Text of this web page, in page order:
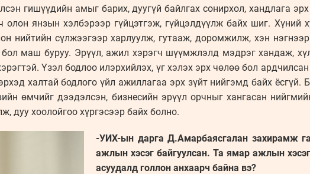
гишүүдийн амыг барих, дуугүй байлгах сонирхол, хандлага
янзын хэлбэрээр гүйцэтгэж, гүйцэлдүүлж байх шиг. Хүний
нийтийн сүлжээгээр харлуулж, гутааж, доромжилж, хэн
маш буруу. Эрүүл, ажил хэрэгч шүүмжлэлд мэдрэг хандаж,
Үзэл бодлоо илэрхийлэх, үг хэлэх эрх чөлөө бол
халтай бодлого үйл ажиллагаа эрх зүйт нийгэмд байх ёсгүй.
өмчийг дээдэлсэн, бизнесийн эрүүл орчныг хангасан
дуу хоолойгоо хүргэсээр байх болно.
-УИХ-ын дарга Д.Амарбаясгалан захирамж
ажлын хэсэг байгуулсан. Та ямар ажлын
асуудалд голлон анхаарч байна вэ?